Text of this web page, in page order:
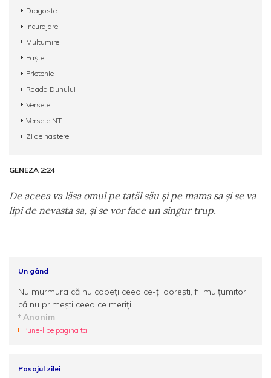
Dragoste
Incurajare
Multumire
Paște
Prietenie
Roada Duhului
Versete
Versete NT
Zi de nastere
GENEZA 2:24
De aceea va lăsa omul pe tatăl său şi pe mama sa şi se va
lipi de nevasta sa, şi se vor face un singur trup.
Un gând
Nu murmura că nu capeţi ceea ce-ţi doreşti, fii mulţumitor
că nu primeşti ceea ce meriţi!
Anonim
Pune-l pe pagina ta
Pasajul zilei